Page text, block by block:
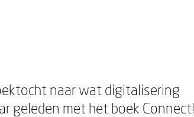
naar wat digitalisering
geleden met het boek Connect!